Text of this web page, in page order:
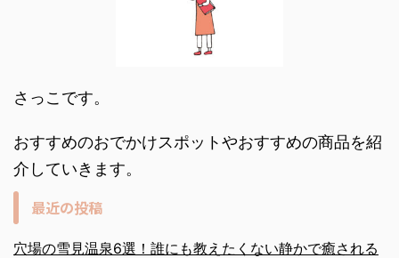
さっこです。
おすすめのおでかけスポットやおすすめの商品を紹
介していきます。
最近の投稿
穴場の雪見温泉6選！誰にも教えたくない静かで癒される